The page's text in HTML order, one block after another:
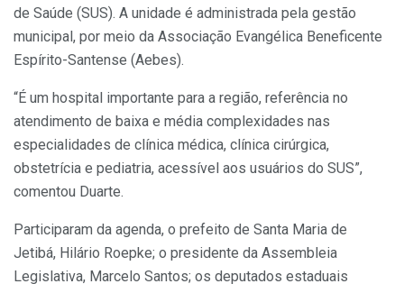
de Saúde (SUS). A unidade é administrada pela gestão
municipal, por meio da Associação Evangélica Beneficente
Espírito-Santense (Aebes).
“É um hospital importante para a região, referência no
atendimento de baixa e média complexidades nas
especialidades de clínica médica, clínica cirúrgica,
obstetrícia e pediatria, acessível aos usuários do SUS”,
comentou Duarte.
Participaram da agenda, o prefeito de Santa Maria de
Jetibá, Hilário Roepke; o presidente da Assembleia
Legislativa, Marcelo Santos; os deputados estaduais